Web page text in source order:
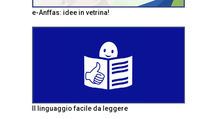
e-Anffas: idee in vetrina!
Il linguaggio facile da leggere